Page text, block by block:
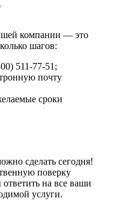
компании — это
шагов:
511-77-51;
почту
сроки
сделать сегодня!
поверку
на все ваши
услуги.